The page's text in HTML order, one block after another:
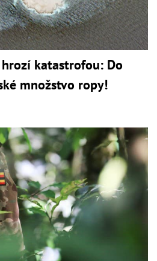
katastrofou: Do
množstvo ropy!